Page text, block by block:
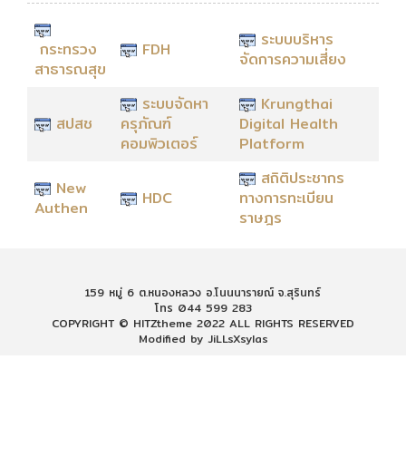
กระทรวง
สาธารณสุข
FDH
ระบบบริหาร
จัดการความเสี่ยง
สปสช
ระบบจัดหา
ครุภัณฑ์
คอมพิวเตอร์
Krungthai
Digital Health
Platform
New
Authen
HDC
สถิติประชากร
ทางการทะเบียน
ราษฎร
159 หมู่ 6 ต.หนองหลวง อ.โนนนารายณ์ จ.สุรินทร์
โทร 044 599 283
COPYRIGHT © HITZtheme 2022 ALL RIGHTS RESERVED
Modified by JiLLsXsylas